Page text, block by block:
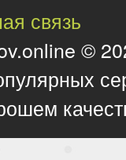
связь
©